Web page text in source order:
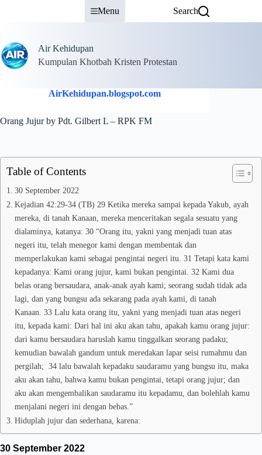
Menu Search
Air Kehidupan
Kumpulan Khotbah Kristen Protestan
AirKehidupan.blogspot.com
Orang Jujur by Pdt. Gilbert L – RPK FM
Table of Contents
30 September 2022
Kejadian 42:29-34 (TB) 29 Ketika mereka sampai kepada Yakub, ayah
mereka, di tanah Kanaan, mereka menceritakan segala sesuatu yang
dialaminya, katanya: 30 “Orang itu, yakni yang menjadi tuan atas
negeri itu, telah menegor kami dengan membentak dan
memperlakukan kami sebagai pengintai negeri itu. 31 Tetapi kata kami
kepadanya: Kami orang jujur, kami bukan pengintai. 32 Kami dua
belas orang bersaudara, anak-anak ayah kami; seorang sudah tidak ada
lagi, dan yang bungsu ada sekarang pada ayah kami, di tanah
Kanaan. 33 Lalu kata orang itu, yakni yang menjadi tuan atas negeri
itu, kepada kami: Dari hal ini aku akan tahu, apakah kamu orang jujur:
dari kamu bersaudara haruslah kamu tinggalkan seorang padaku;
kemudian bawalah gandum untuk meredakan lapar seisi rumahmu dan
pergilah; 34 lalu bawalah kepadaku saudaramu yang bungsu itu, maka
aku akan tahu, bahwa kamu bukan pengintai, tetapi orang jujur; dan
aku akan mengembalikan saudaramu itu kepadamu, dan bolehlah kamu
menjalani negeri ini dengan bebas.”
Hiduplah jujur dan sederhana, karena:
30 September 2022